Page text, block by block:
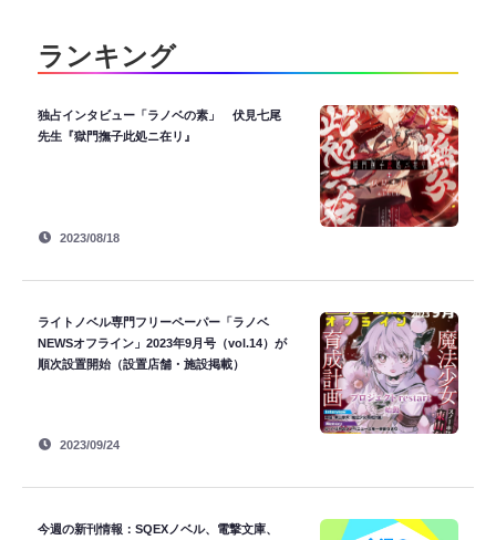
ランキング
独占インタビュー「ラノベの素」 伏見七尾
先生『獄門撫子此処ニ在リ』
2023/08/18
ライトノベル専門フリーペーパー「ラノベ
NEWSオフライン」2023年9月号（vol.14）が
順次設置開始（設置店舗・施設掲載）
2023/09/24
今週の新刊情報：SQEXノベル、電撃文庫、